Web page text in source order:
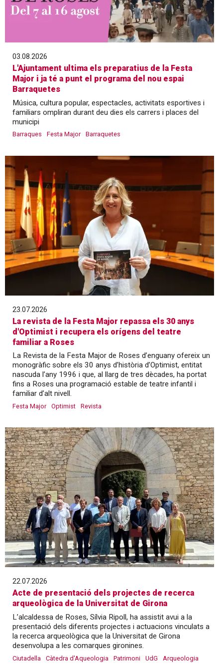
03.08.2026
L'Ajuntament ultima els preparatius de la Festa
Major i ja té a punt el programa del nou espai
Barraquetes
Música, cultura popular, espectacles, activitats esportives i
familiars ompliran durant deu dies els carrers i places del
municipi
Barraques Festa Major Barraquetes
23.07.2026
La revista de la Festa Major repassa els 30 anys
d'Optimist i recupera els orígens del teatre
familiar a Roses
La Revista de la Festa Major de Roses d’enguany ofereix un
monogràfic sobre els 30 anys d’història d’Optimist, entitat
nascuda l’any 1996 i que, al llarg de tres dècades, ha portat
fins a Roses una programació estable de teatre infantil i
familiar d’alt nivell.
Festa Major Optimist Revista
22.07.2026
Acte de presentació dels projectes de recerca
arqueològica de la Universitat de Girona
L’alcaldessa de Roses, Sílvia Ripoll, ha assistit avui a la
presentació dels diferents projectes i actuacions vinculats a
la recerca arqueològica que la Universitat de Girona
desenvolupa a les comarques gironines.
Ciutadella Càtedra d'Aqueologia Patrimoni UdG Arqueologia